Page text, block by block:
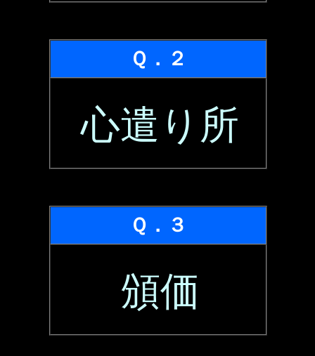
Ｑ．２
心遣り所
Ｑ．３
頒価